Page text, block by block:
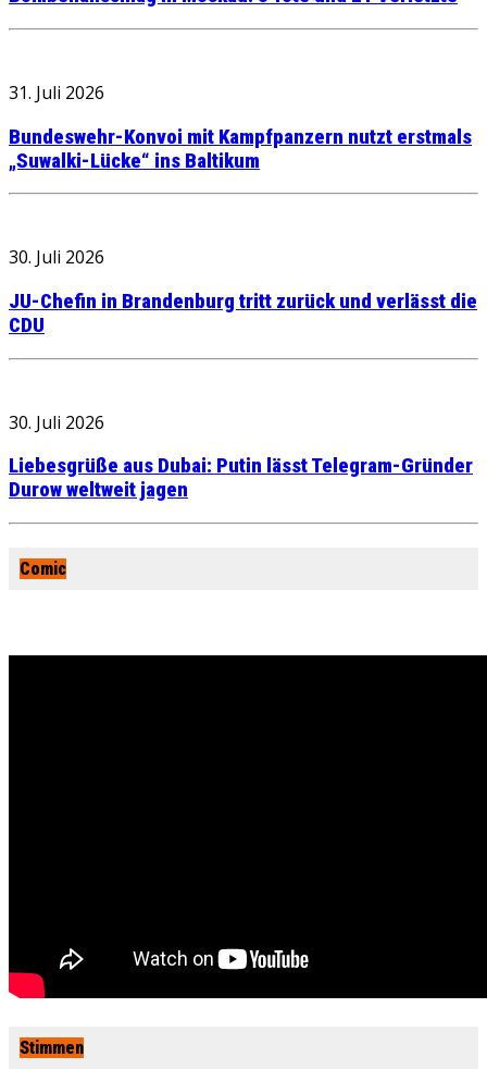
31. Juli 2026
Bundeswehr-Konvoi mit Kampfpanzern nutzt erstmals
„Suwalki-Lücke“ ins Baltikum
30. Juli 2026
JU-Chefin in Brandenburg tritt zurück und verlässt die
CDU
30. Juli 2026
Liebesgrüße aus Dubai: Putin lässt Telegram-Gründer
Durow weltweit jagen
Comic
Stimmen